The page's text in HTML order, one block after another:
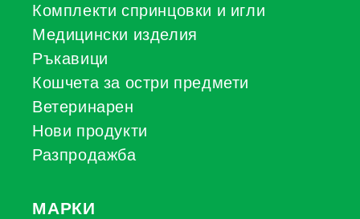
Комплекти спринцовки и игли
Медицински изделия
Ръкавици
Кошчета за остри предмети
Ветеринарен
Нови продукти
Разпродажба
МАРКИ